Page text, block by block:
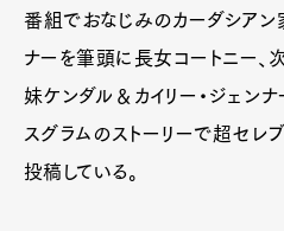
番組でおなじみのカーダシアン
ナーを筆頭に長女コートニー、
妹ケンダル＆カイリー・ジェン
スグラムのストーリーで超セ
投稿している。